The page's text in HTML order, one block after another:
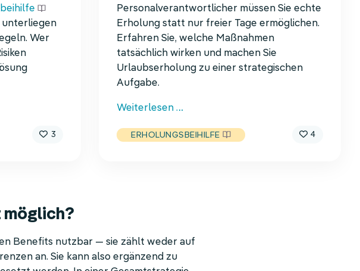
3
unterliegen
Wer
4
Personalverantwortlicher müssen Sie echte
Erholung statt nur freier Tage ermöglichen.
Erfahren Sie, welche Maßnahmen
tatsächlich wirken und machen Sie
Urlaubserholung zu einer strategischen
Aufgabe.
Weiterlesen …Gestresst
Urlaub
ERHOLUNGSBEIHILFE
möglich?
Benefits nutzbar — sie zählt weder auf
an. Sie kann also ergänzend zu